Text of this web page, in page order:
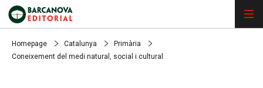
Homepage Catalunya
Primària
Coneixement del medi natural, social i cultural